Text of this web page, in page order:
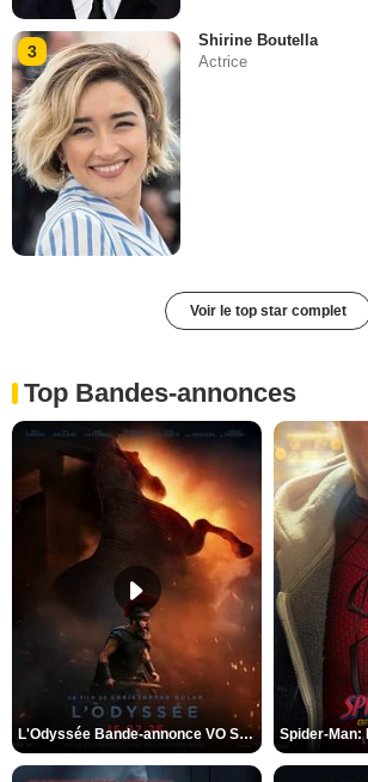
3
Shirine Boutella
Actrice
Voir le top star complet
Top Bandes-annonces
L'Odyssée Bande-annonce VO STFR